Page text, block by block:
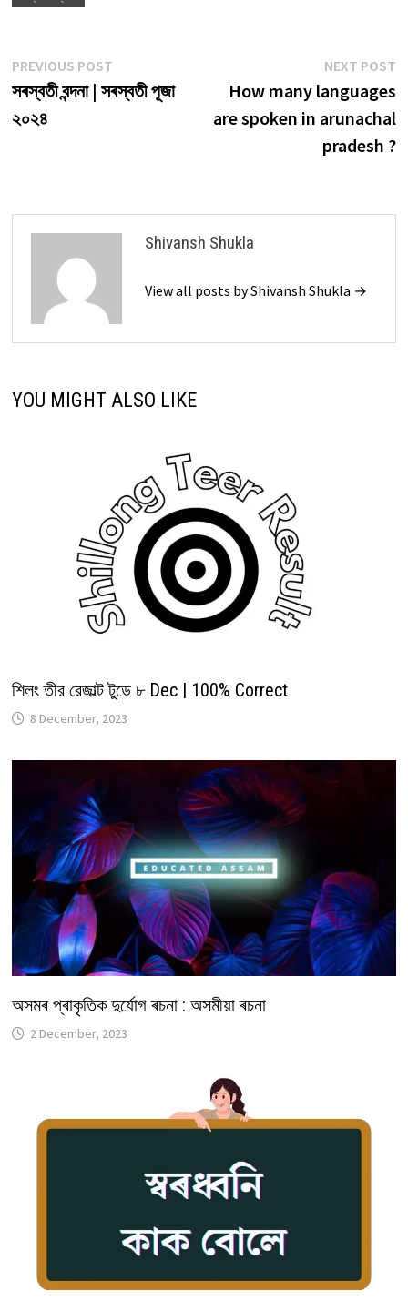
Post
navigation
PREVIOUS POSTPrevious
post:
সৰস্বতী বন্দনা | সৰস্বতী পূজা
২০২৪
NEXT POST
How many languages
are spoken in arunachal
pradesh ?
Shivansh Shukla
View all posts by Shivansh Shukla →
YOU MIGHT ALSO LIKE
শিলং তীর রেজাল্ট টুডে ৮ Dec | 100% Correct
8 December, 2023
অসমৰ প্ৰাকৃতিক দুৰ্যোগ ৰচনা : অসমীয়া ৰচনা
2 December, 2023